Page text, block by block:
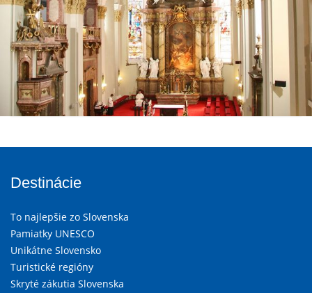
Destinácie
To najlepšie zo Slovenska
Pamiatky UNESCO
Unikátne Slovensko
Turistické regióny
Skryté zákutia Slovenska